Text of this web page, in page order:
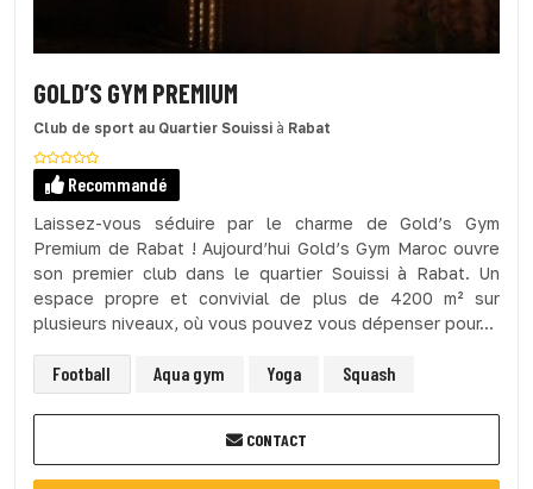
GOLD’S GYM PREMIUM
Club de sport au Quartier Souissi à Rabat
Recommandé
Laissez-vous séduire par le charme de Gold’s Gym
Premium de Rabat ! Aujourd’hui Gold’s Gym Maroc ouvre
son premier club dans le quartier Souissi à Rabat. Un
espace propre et convivial de plus de 4200 m² sur
plusieurs niveaux, où vous pouvez vous dépenser pour...
Football Aqua gym Yoga Squash
CONTACT